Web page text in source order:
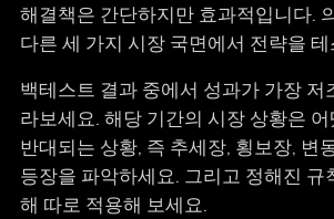
해결책은 간단하지만 효과적입니다.
다른 세 가지 시장 국면에서 전략을
백테스트 결과 중에서 성과가 가장 저
라보세요. 해당 기간의 시장 상황은
반대되는 상황, 즉 추세장, 횡보장, 변
등장을 파악하세요. 그리고 정해진 규
해 따로 적용해 보세요.